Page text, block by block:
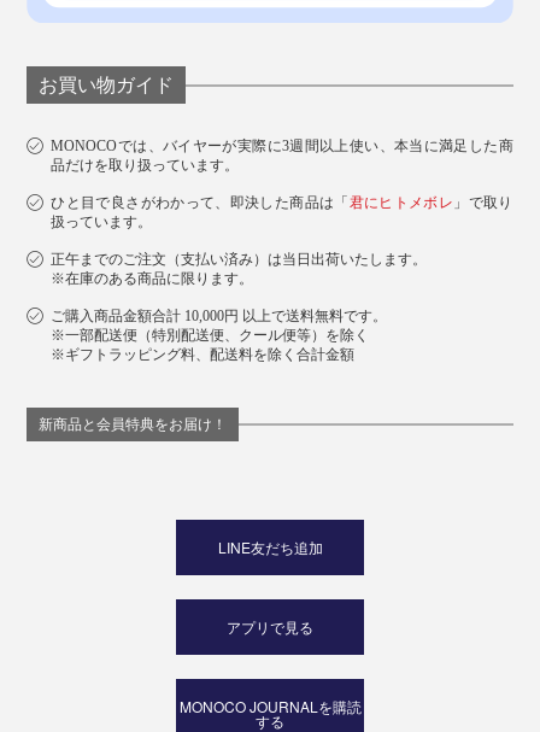
お買い物ガイド
MONOCOでは、バイヤーが実際に3週間以上使い、本当に満足した商
品だけを取り扱っています。
ひと目で良さがわかって、即決した商品は「君にヒトメボレ 」で取り
扱っています。
正午までのご注文（支払い済み）は当日出荷いたします。
※在庫のある商品に限ります。
ご購入商品金額合計 10,000円 以上で送料無料です。
※一部配送便（特別配送便、クール便等）を除く
※ギフトラッピング料、配送料を除く合計金額
新商品と会員特典をお届け！
LINE友だち追加
アプリで見る
MONOCO JOURNALを購読
する